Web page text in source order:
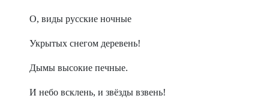
О, виды русские ночные
Укрытых снегом деревень!
Дымы высокие печные.
И небо всклень, и звёзды взвень!